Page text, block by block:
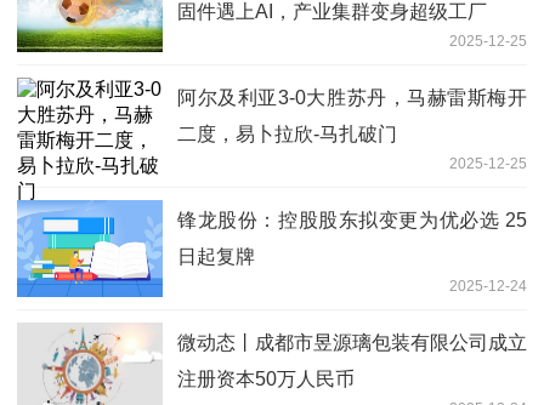
固件遇上AI，产业集群变身超级工厂
2025-12-25
阿尔及利亚3-0大胜苏丹，马赫雷斯梅开
二度，易卜拉欣-马扎破门
2025-12-25
锋龙股份：控股股东拟变更为优必选 25
日起复牌
2025-12-24
微动态丨成都市昱源璃包装有限公司成立
注册资本50万人民币